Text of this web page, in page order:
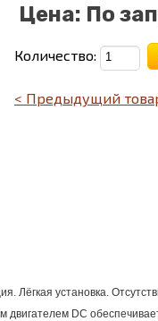
Цена: По
Количество:
< Предыдущий
Лёгкая установка.
DC